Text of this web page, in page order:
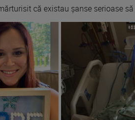
că existau șanse serioase